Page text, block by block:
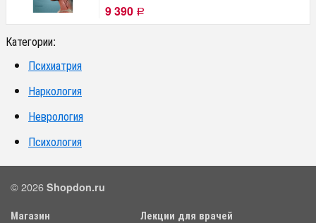
9 390 Р
Категории:
Психиатрия
Наркология
Неврология
Психология
© 2026 Shopdon.ru
Магазин
Лекции для врачей